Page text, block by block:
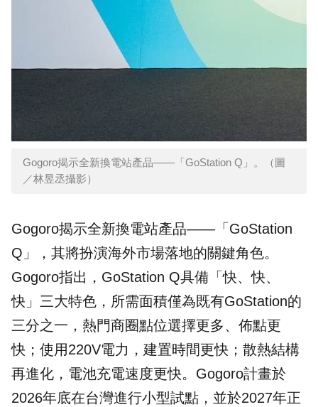
Gogoro揭示全新換電站產品——「GoStation Q」。（圖
／林昱丞攝影）
Gogoro揭示全新換電站產品——「GoStation
Q」，其將扮演海外市場落地的關鍵角色。
Gogoro指出，GoStation Q具備「快、快、
快」三大特色，所需面積僅為既有GoStation的
三分之一，熱門商圈點位選擇更多、佈點更
快；使用220V電力，建置時間更快；散熱結構
再進化，電池充電速度更快。Gogoro計畫於
2026年底在台灣進行小型試點，並於2027年正